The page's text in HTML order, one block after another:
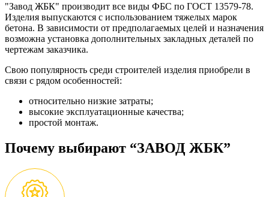
"Завод ЖБК" производит все виды ФБС по ГОСТ 13579-78.
Изделия выпускаются с использованием тяжелых марок
бетона. В зависимости от предполагаемых целей и назначения
возможна установка дополнительных закладных деталей по
чертежам заказчика.
Свою популярность среди строителей изделия приобрели в
связи с рядом особенностей:
относительно низкие затраты;
высокие эксплуатационные качества;
простой монтаж.
Почему выбирают “ЗАВОД ЖБК”